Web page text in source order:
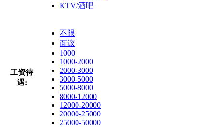
KTV/酒吧
工资待
遇:
不限
面议
1000
1000-2000
2000-3000
3000-5000
5000-8000
8000-12000
12000-20000
20000-25000
25000-50000